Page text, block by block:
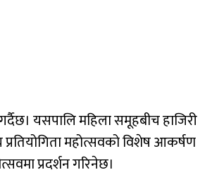
यसपालि महिला समूहबीच हाजिरी
महोत्सवको विशेष आकर्षण
प्रदर्शन गरिनेछ।